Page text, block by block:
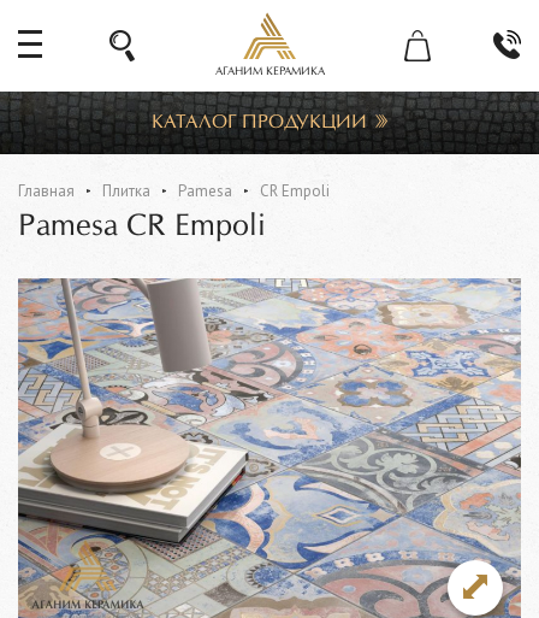
АГАНИМ КЕРАМИКА
КАТАЛОГ ПРОДУКЦИИ
Главная Плитка Pamesa CR Empoli
Pamesa CR Empoli